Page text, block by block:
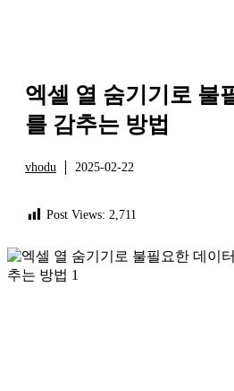
엑셀 열 숨기기로 불
를 감추는 방법
vhodu 2025-02-22
Post Views: 2,711